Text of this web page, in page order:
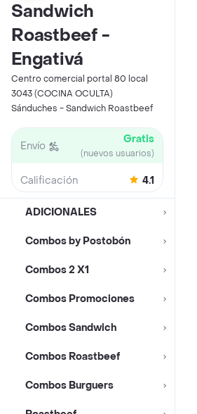
Sandwich
Roastbeef -
Engativá
Centro comercial portal 80 local
3043 (COCINA OCULTA)
Sánduches - Sandwich Roastbeef
Envío Gratis
(nuevos usuarios)
Calificación 4.1
ADICIONALES
Combos by Postobón
Combos 2 X1
Combos Promociones
Combos Sandwich
Combos Roastbeef
Combos Burguers